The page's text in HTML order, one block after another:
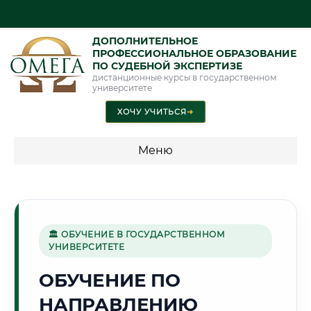
ДОПОЛНИТЕЛЬНОЕ
ПРОФЕССИОНАЛЬНОЕ ОБРАЗОВАНИЕ
ПО СУДЕБНОЙ ЭКСПЕРТИЗЕ
дистанционные курсы в государственном
университете
ХОЧУ УЧИТЬСЯ➜
Меню
специальности"
Стоимость по программам обучения "Судебная экспертиза"
Стоимость по программам обучения "Экспертиза"
🏛 ОБУЧЕНИЕ В ГОСУДАРСТВЕННОМ
УНИВЕРСИТЕТЕ
ОБУЧЕНИЕ ПО
НАПРАВЛЕНИЮ